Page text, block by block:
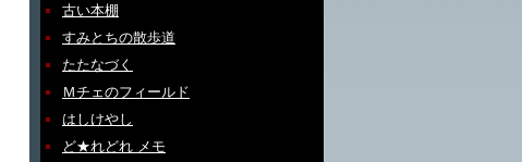
古い本棚
すみとちの散歩道
たたなづく
Ｍチェのフィールド
はしけやし
ど★れどれ メモ